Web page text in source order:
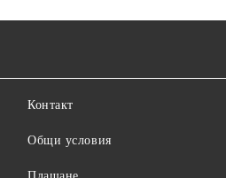
Контакт
Общи условия